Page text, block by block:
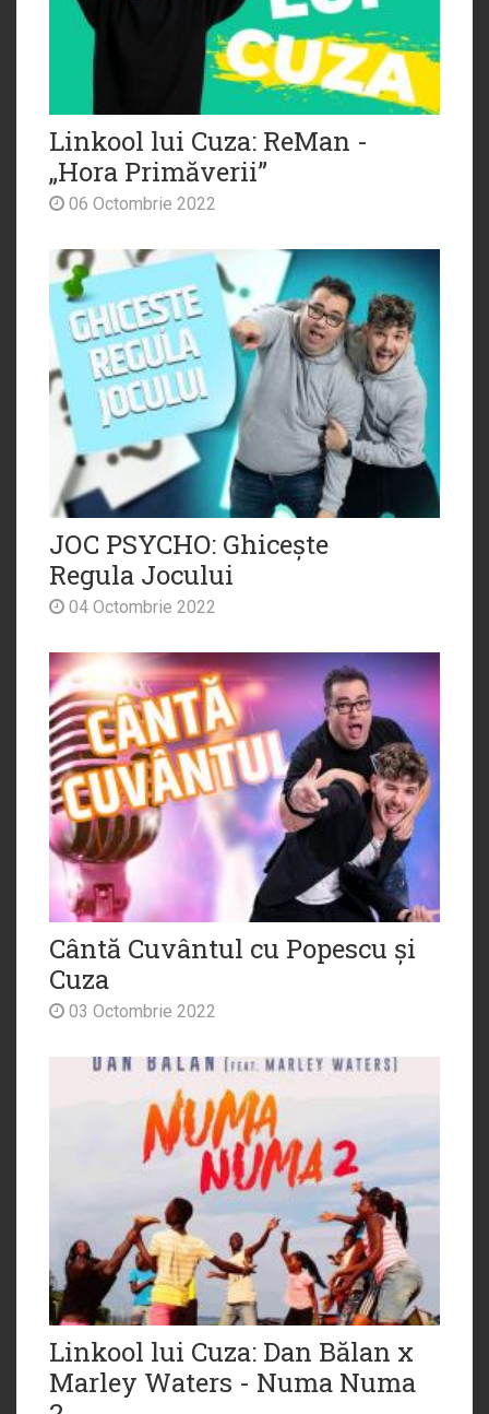
Linkool lui Cuza: ReMan -
„Hora Primăverii”
06 Octombrie 2022
JOC PSYCHO: Ghicește
Regula Jocului
04 Octombrie 2022
Cântă Cuvântul cu Popescu și
Cuza
03 Octombrie 2022
Linkool lui Cuza: Dan Bălan x
Marley Waters - Numa Numa